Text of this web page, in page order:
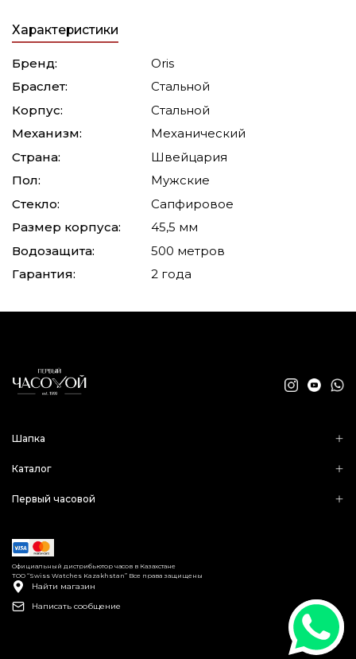
Характеристики
Бренд:
Oris
Браслет:
Стальной
Корпус:
Стальной
Механизм:
Механический
Страна:
Швейцария
Пол:
Мужские
Стекло:
Сапфировое
Размер корпуса:
45,5 мм
Водозащита:
500 метров
Гарантия:
2 года
Шапка
Каталог
Первый часовой
Найти магазин
Написать сообщение
ТОО “Swiss Watches Kazakhstan” Все права защищены
Официальный дистрибьютор часов в Казахстане